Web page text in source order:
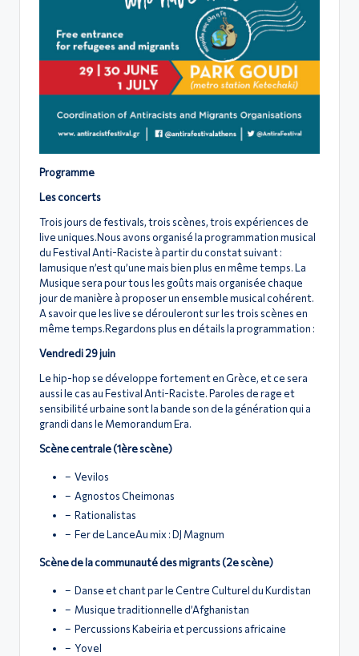
Programme
Les concerts
Trois jours de festivals, trois scènes, trois expériences de
live uniques.Nous avons organisé la programmation musical
du Festival Anti-Raciste à partir du constat suivant :
lamusique n’est qu’une mais bien plus en même temps. La
Musique sera pour tous les goûts mais organisée chaque
jour de manière à proposer un ensemble musical cohérent.
A savoir que les live se dérouleront sur les trois scènes en
même temps.Regardons plus en détails la programmation :
Vendredi 29 juin
Le hip-hop se développe fortement en Grèce, et ce sera
aussi le cas au Festival Anti-Raciste. Paroles de rage et
sensibilité urbaine sont la bande son de la génération qui a
grandi dans le Memorandum Era.
Scène centrale (1ère scène)
– Vevilos
– Agnostos Cheimonas
– Rationalistas
– Fer de LanceAu mix : DJ Magnum
Scène de la communauté des migrants (2e scène)
– Danse et chant par le Centre Culturel du Kurdistan
– Musique traditionnelle d’Afghanistan
– Percussions Kabeiria et percussions africaine
– Yovel